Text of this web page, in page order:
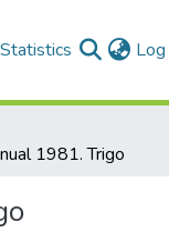
Statistics
1981. Trigo